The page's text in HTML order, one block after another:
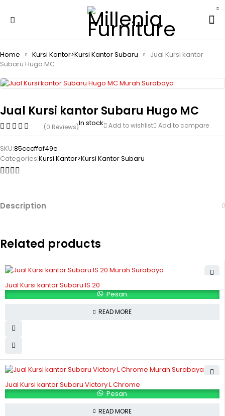
Home Kursi Kantor>Kursi Kantor Subaru
Jual Kursi kantor
Subaru Hugo MC
Jual Kursi kantor Subaru Hugo MC
(0 Reviews)In stock Add to wishlist Add to compare
SKU:85cccffaf49e
Categories:Kursi Kantor>Kursi Kantor Subaru
Description
Related products
Jual Kursi kantor Subaru IS 20
Pesan
READ MORE
Jual Kursi kantor Subaru Victory L Chrome
Pesan
READ MORE